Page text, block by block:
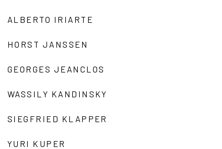
ALBERTO IRIARTE
HORST JANSSEN
GEORGES JEANCLOS
WASSILY KANDINSKY
SIEGFRIED KLAPPER
YURI KUPER